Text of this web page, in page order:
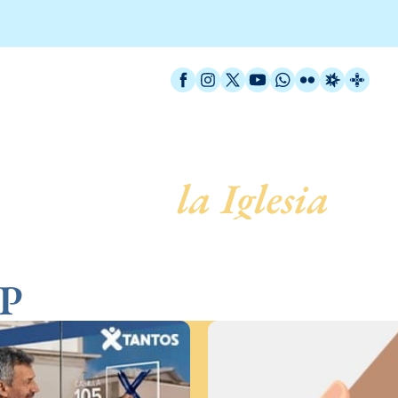
Facebook
Instagram
X / Twitter
YouTube
WhatsApp
FlickrRadio
la Iglesia